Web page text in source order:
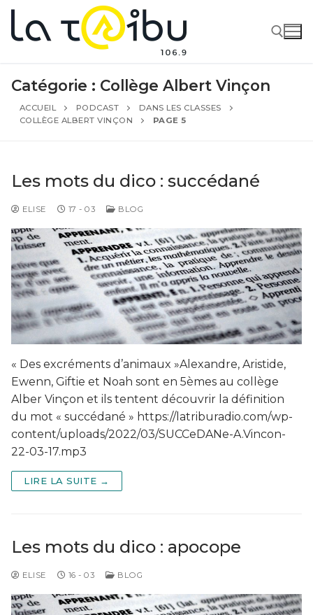
Catégorie : Collège Albert Vinçon
ACCUEIL PODCAST
DANS LES CLASSES
COLLÈGE ALBERT VINÇON
PAGE 5
Les mots du dico : succédané
ELISE 17 - 03 BLOG
« Des excréments d’animaux »Alexandre, Aristide,
Ewenn, Giftie et Noah sont en 5èmes au collège
Alber Vinçon et ils tentent découvrir la définition
du mot « succédané » https://latriburadio.com/wp-
content/uploads/2022/03/SUCCeDANe-A.Vincon-
22-03-17.mp3
LIRE LA SUITE →
Les mots du dico : apocope
ELISE 16 - 03 BLOG